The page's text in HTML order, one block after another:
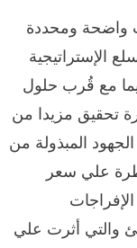
واضحة ومحددة
الإستراتيجية
مع قُرب حلول
تحقيق مزيدا من
المبذولة من
علي سعر
والتي أثرت علي